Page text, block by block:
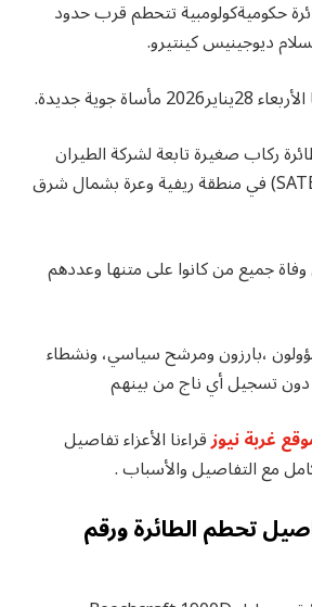
حكوميةكولومبية تتحطم قرب حدود
ديوجينيس كينتيرو.
جوية جديدة.
ركاب صغيرة تابعة لشركة الطيران
الحكومية ساتينا (SATENA) في منطقة ريفية وعرة بشمال شرق
جميع من كانوا على متنها وعددهم
،بارزون ومرشح سياسي، ونشطاء
تسجيل أي ناج من بينهم
غربة نيوزقراءنا الأعزاء تفاصيل
مع التفاصيل والأسباب .
تحطم الطائرة ورقم